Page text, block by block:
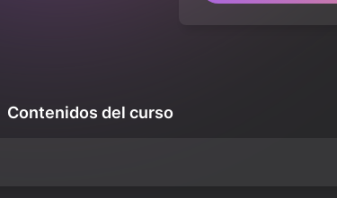
Contenidos del curso